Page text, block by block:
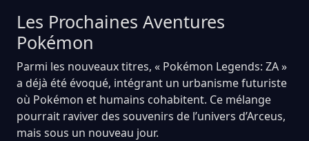
Les Prochaines Aventures
Pokémon
Parmi les nouveaux titres, « Pokémon Legends: ZA »
a déjà été évoqué, intégrant un urbanisme futuriste
où Pokémon et humains cohabitent. Ce mélange
pourrait raviver des souvenirs de l’univers d’Arceus,
mais sous un nouveau jour.